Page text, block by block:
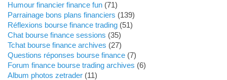
Humour financier finance fun(71)
Parrainage bons plans financiers (139)
Réflexions bourse finance trading(51)
Chat bourse finance sessions (35)
Tchat bourse finance archives (27)
Questions réponses bourse finance(7)
Forum finance bourse trading archives (6)
Album photos zetrader(11)